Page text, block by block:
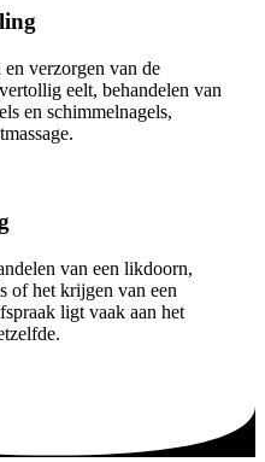
verzorgen van de
eelt, behandelen van
en schimmelnagels,
van een likdoorn,
of het krijgen van een
ligt vaak aan het